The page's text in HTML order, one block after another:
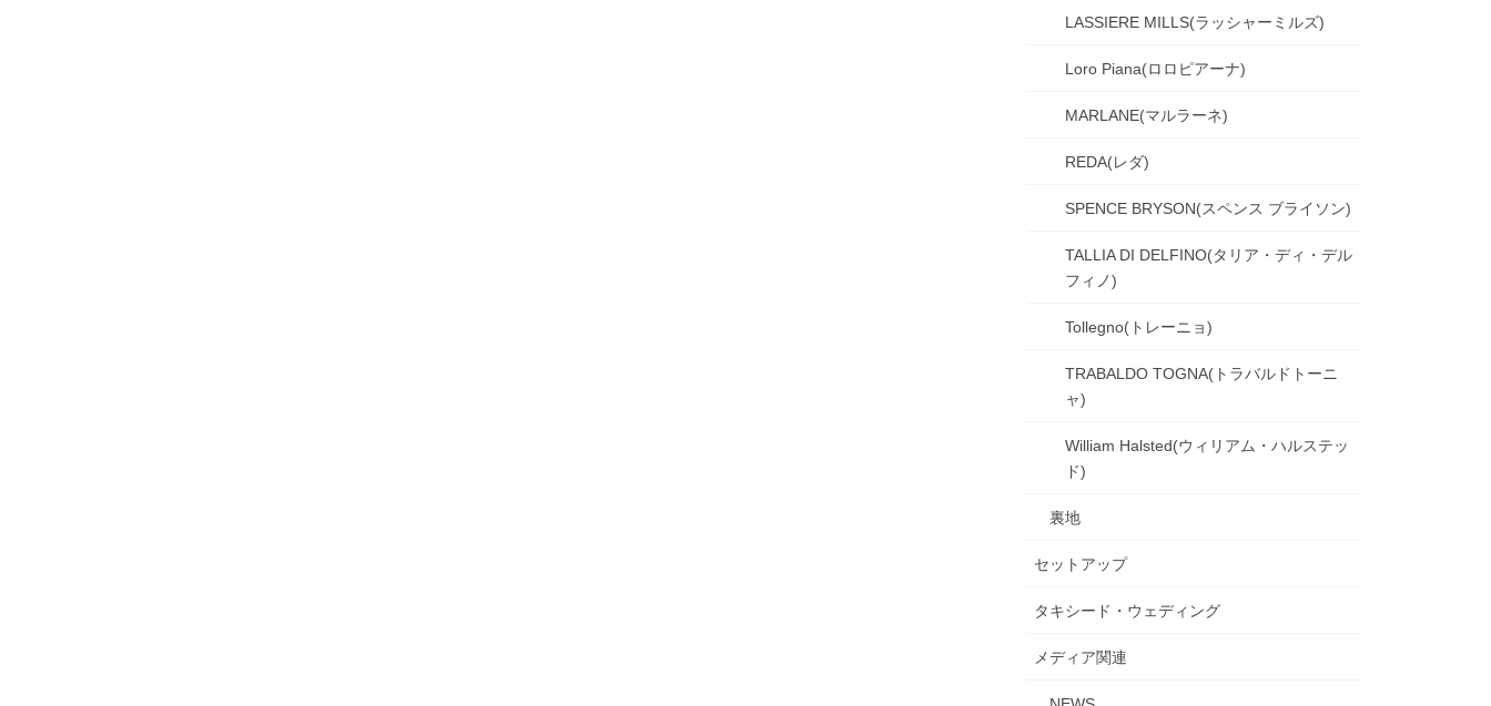
LASSIERE MILLS(ラッシャーミルズ)
Loro Piana(ロロピアーナ)
MARLANE(マルラーネ)
REDA(レダ)
SPENCE BRYSON(スペンス ブライソン)
TALLIA DI DELFINO(タリア・ディ・デル
フィノ)
Tollegno(トレーニョ)
TRABALDO TOGNA(トラバルドトーニ
ャ)
William Halsted(ウィリアム・ハルステッ
ド)
裏地
セットアップ
タキシード・ウェディング
メディア関連